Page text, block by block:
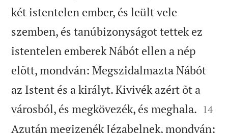
két istentelen ember, és leült vele
szemben, és tanúbizonyságot tettek ez
istentelen emberek Nábót ellen a nép
elõtt, mondván: Megszidalmazta Nábót
az Istent és a királyt. Kivivék azért õt a
városból, és megkövezék, és meghala. 

14
Azután megizenék Jézabelnek, mondván: